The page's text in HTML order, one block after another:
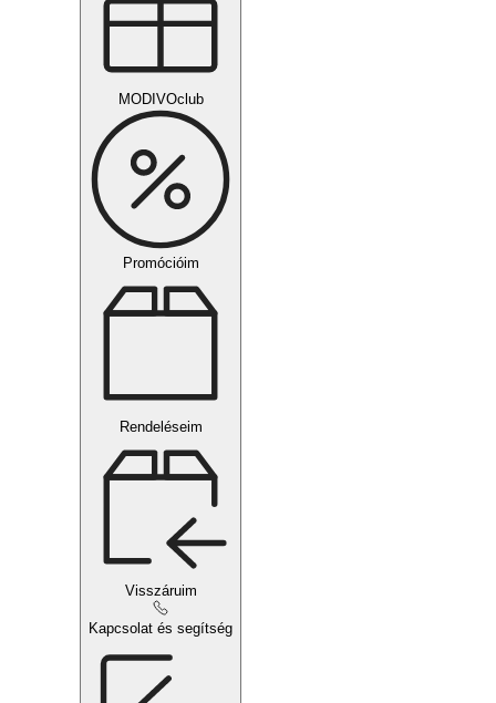
MODIVOclub
Promócióim
Rendeléseim
Visszáruim
Kapcsolat és segítség